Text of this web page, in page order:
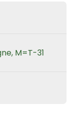
M=T-31